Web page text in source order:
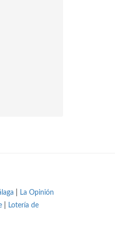
La Opinión
Lotería de